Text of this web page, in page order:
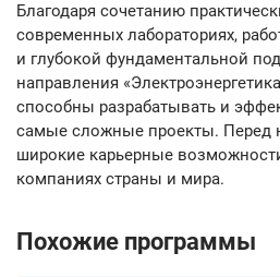
Благодаря сочетанию
современных лабораториях,
и глубокой фундаментальной
направления
способны разрабатывать и
самые сложные проекты. Перед
широкие карьерные
компаниях страны и мира.
Похожие программы